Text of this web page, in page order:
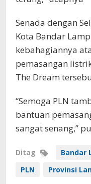
Senada dengan
Kota Bandar
kebahagiannya
pemasangan
The Dream
“Semoga PLN
bantuan
sangat senang,”
Ditag Bandar
PLN
Provinsi